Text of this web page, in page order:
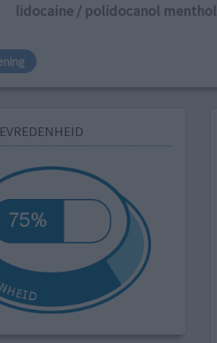
lidocaine / polidocanol menthol